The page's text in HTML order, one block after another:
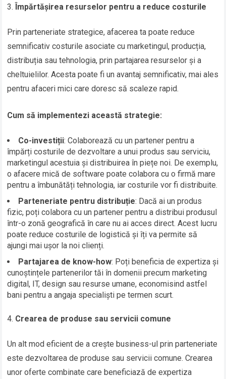
Împărtășirea resurselor pentru a reduce costurile
Prin parteneriate strategice, afacerea ta poate reduce
semnificativ costurile asociate cu marketingul, producția,
distribuția sau tehnologia, prin partajarea resurselor și a
cheltuielilor. Acesta poate fi un avantaj semnificativ, mai ales
pentru afaceri mici care doresc să scaleze rapid.
Cum să implementezi această strategie:
Co-investiții: Colaborează cu un partener pentru a
împărți costurile de dezvoltare a unui produs sau serviciu,
marketingul acestuia și distribuirea în piețe noi. De exemplu,
o afacere mică de software poate colabora cu o firmă mare
pentru a îmbunătăți tehnologia, iar costurile vor fi distribuite.
Parteneriate pentru distribuție: Dacă ai un produs
fizic, poți colabora cu un partener pentru a distribui produsul
într-o zonă geografică în care nu ai acces direct. Acest lucru
poate reduce costurile de logistică și îți va permite să
ajungi mai ușor la noi clienți.
Partajarea de know-how: Poți beneficia de expertiza și
cunoștințele partenerilor tăi în domenii precum marketing
digital, IT, design sau resurse umane, economisind astfel
bani pentru a angaja specialiști pe termen scurt.
Crearea de produse sau servicii comune
Un alt mod eficient de a crește business-ul prin parteneriate
este dezvoltarea de produse sau servicii comune. Crearea
unor oferte combinate care beneficiază de expertiza